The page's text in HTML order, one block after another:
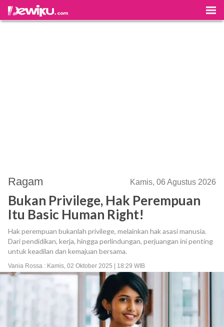
Ragam Kamis, 06 Agustus 2026
Bukan Privilege, Hak Perempuan
Itu Basic Human Right!
Hak perempuan bukanlah privilege, melainkan hak asasi manusia.
Dari pendidikan, kerja, hingga perlindungan, perjuangan ini penting
untuk keadilan dan kemajuan bersama.
Vania Rossa : Kamis, 02 Oktober 2025 | 18:29 WIB